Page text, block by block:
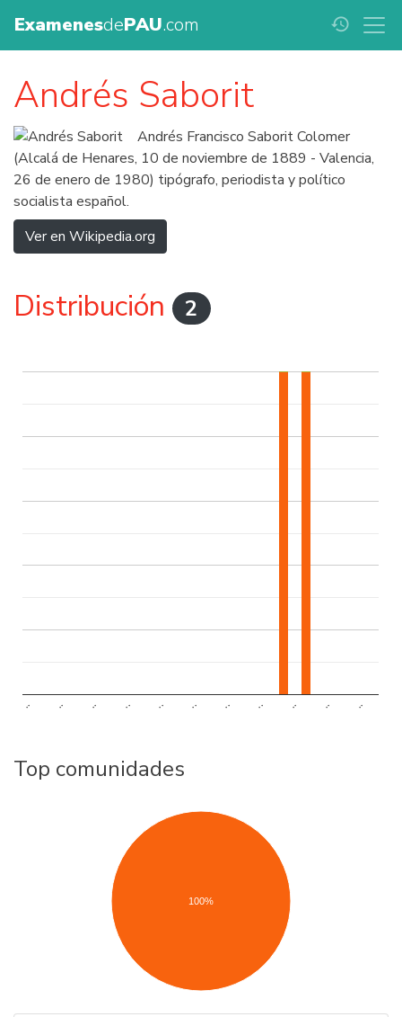
ExamenesdePAU.com history
Andrés Saborit
Andrés Francisco Saborit Colomer
(Alcalá de Henares, 10 de noviembre de 1889 - Valencia,
26 de enero de 1980) tipógrafo, periodista y político
socialista español.
Ver en Wikipedia.org
Distribución 2
.. .. .. .. .. .. .. .. .. .. ..
Top comunidades
100%